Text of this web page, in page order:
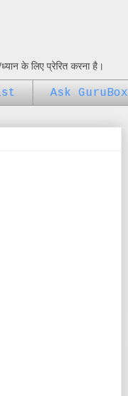
के लिए प्रेरित करना है।
Ask GuruBox